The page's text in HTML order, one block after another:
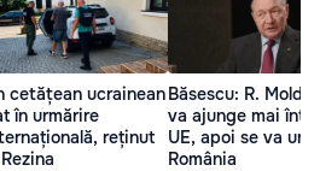
cetățean ucrainean
în urmărire
reținut
Băsescu: R.
va ajunge mai
UE, apoi se va uni
România